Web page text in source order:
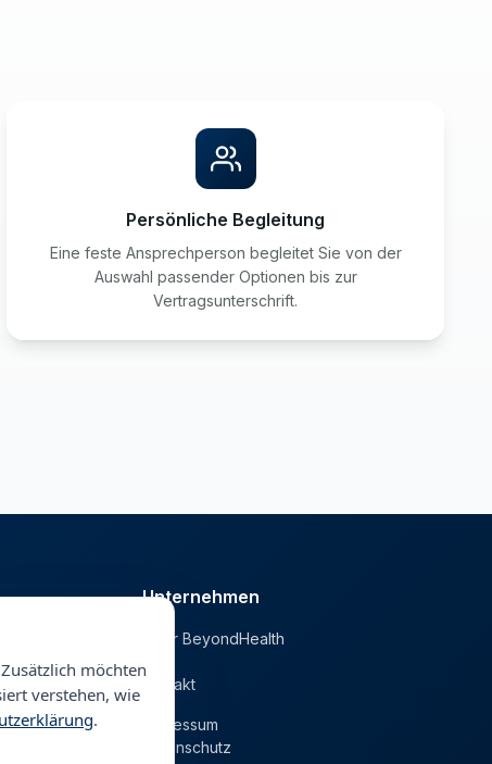
Persönliche Begleitung
Eine feste Ansprechperson begleitet Sie von der
Auswahl passender Optionen bis zur
Vertragsunterschrift.
Unternehmen
Über BeyondHealth
Kontakt
Impressum
Datenschutz
möchten
verstehen, wie
.